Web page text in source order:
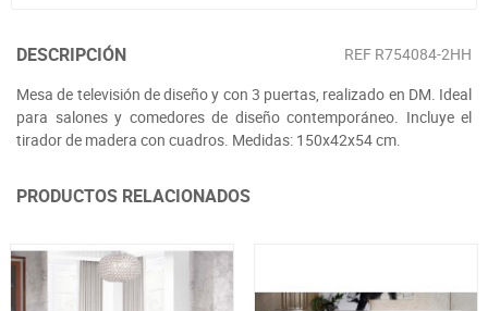
DESCRIPCIÓN REF R754084-2HH
Mesa de televisión de diseño y con 3 puertas, realizado en DM. Ideal
para salones y comedores de diseño contemporáneo. Incluye el
tirador de madera con cuadros. Medidas: 150x42x54 cm.
PRODUCTOS RELACIONADOS